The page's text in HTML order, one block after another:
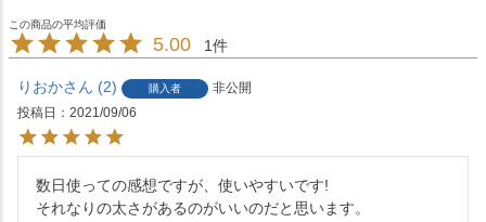
5.00 1
りおか 2 購入者
非公開
投稿日
2021/09/06
数日使っての感想ですが、使いやすいです!
それなりの太さがあるのがいいのだと思います。